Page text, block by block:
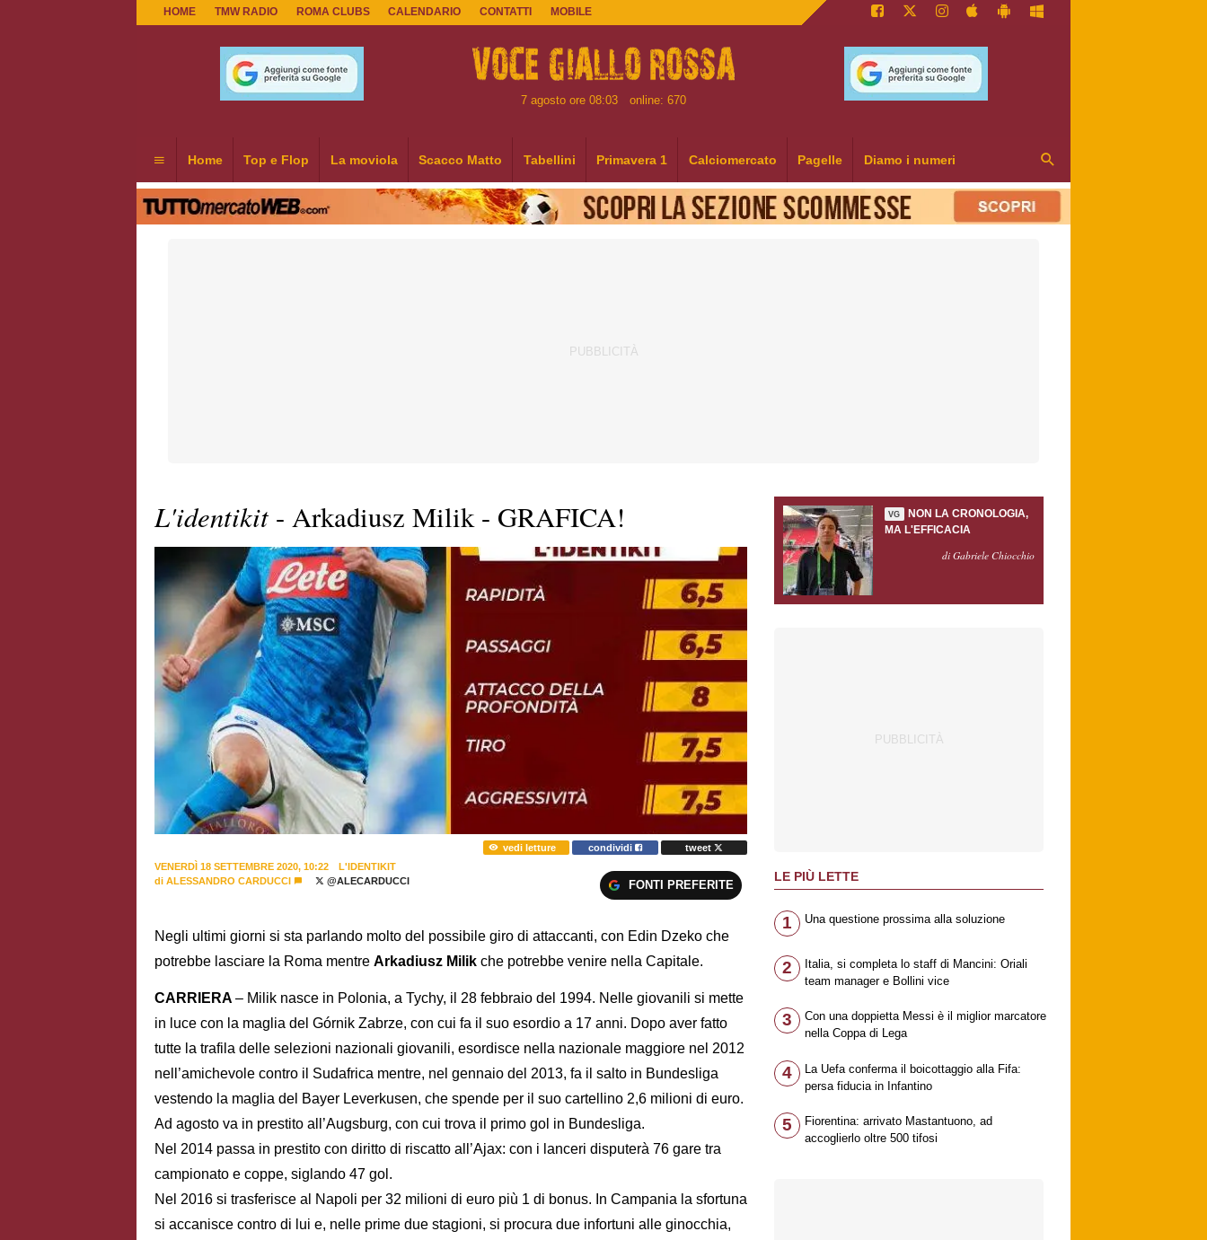
HOME TMW RADIO ROMA CLUBS CALENDARIO CONTATTI MOBILE
7 agosto ore 08:03 online: 670
Home Top e Flop La moviola Scacco Matto Tabellini Primavera 1 Calciomercato Pagelle Diamo i numeri
L'identikit - Arkadiusz Milik - GRAFICA!
vedi letture condividi
tweet
VENERDÌ 18 SETTEMBRE 2020, 10:22
L'IDENTIKIT
di ALESSANDRO CARDUCCI @ALECARDUCCI FONTI PREFERITE
Negli ultimi giorni si sta parlando molto del possibile giro di attaccanti, con Edin Dzeko che
potrebbe lasciare la Roma mentre Arkadiusz Milik che potrebbe venire nella Capitale.
CARRIERA – Milik nasce in Polonia, a Tychy, il 28 febbraio del 1994. Nelle giovanili si mette
in luce con la maglia del Górnik Zabrze, con cui fa il suo esordio a 17 anni. Dopo aver fatto
tutte la trafila delle selezioni nazionali giovanili, esordisce nella nazionale maggiore nel 2012
nell’amichevole contro il Sudafrica mentre, nel gennaio del 2013, fa il salto in Bundesliga
vestendo la maglia del Bayer Leverkusen, che spende per il suo cartellino 2,6 milioni di euro.
Ad agosto va in prestito all’Augsburg, con cui trova il primo gol in Bundesliga.
Nel 2014 passa in prestito con diritto di riscatto all’Ajax: con i lanceri disputerà 76 gare tra
campionato e coppe, siglando 47 gol.
Nel 2016 si trasferisce al Napoli per 32 milioni di euro più 1 di bonus. In Campania la sfortuna
si accanisce contro di lui e, nelle prime due stagioni, si procura due infortuni alle ginocchia,
VG
NON LA CRONOLOGIA,
MA L'EFFICACIA
di Gabriele Chiocchio
LE PIÙ LETTE
1 Una questione prossima alla soluzione
2
Italia, si completa lo staff di Mancini: Oriali
team manager e Bollini vice
3
Con una doppietta Messi è il miglior marcatore
nella Coppa di Lega
4
La Uefa conferma il boicottaggio alla Fifa:
persa fiducia in Infantino
5
Fiorentina: arrivato Mastantuono, ad
accoglierlo oltre 500 tifosi